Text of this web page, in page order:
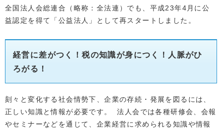
全国法人会総連合（略称：全法連）でも、平成23年4月に公
益認定を得て「公益法人」として再スタートしました。
経営に差がつく！税の知識が身につく！人脈がひ
ろがる！
刻々と変化する社会情勢下、企業の存続・発展を図るには、
正しい知識と情報が必要です。 法人会では各種研修会、会報
やセミナーなどを通じて、企業経営に求められる知識や情報